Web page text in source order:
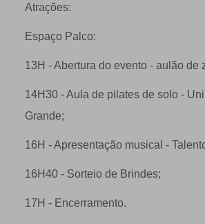
Atrações:
Espaço Palco:
13H - Abertura do evento - aulão de
14H30 - Aula de pilates de solo -
Grande;
16H - Apresentação musical -
16H40 - Sorteio de Brindes;
17H - Encerramento.